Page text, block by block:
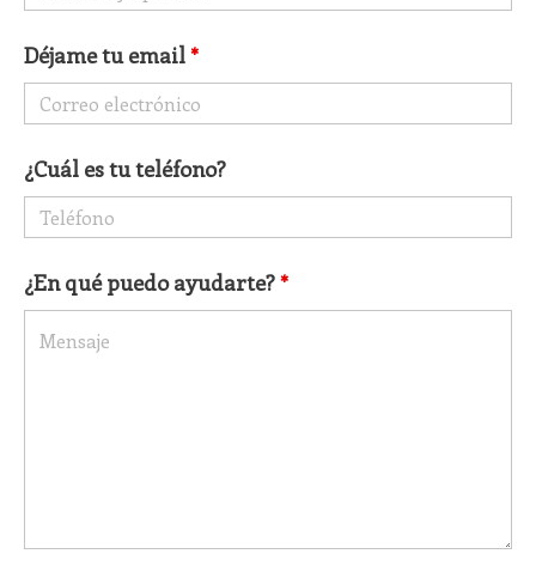
Déjame tu email*
¿Cuál es tu teléfono?
¿En qué puedo ayudarte?*